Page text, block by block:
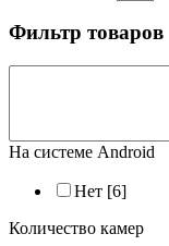
Фильтр товаров
На системе Android
Нет [6]
Количество камер